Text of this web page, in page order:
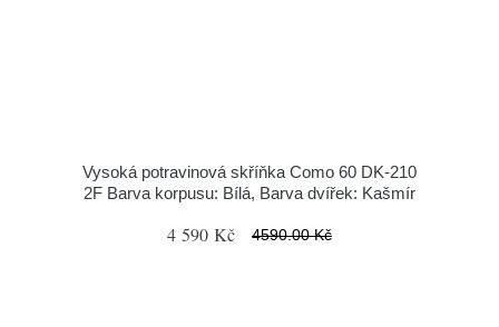
Vysoká potravinová skříňka Como 60 DK-210
2F Barva korpusu: Bílá, Barva dvířek: Kašmír
4 590 Kč 4590.00 Kč